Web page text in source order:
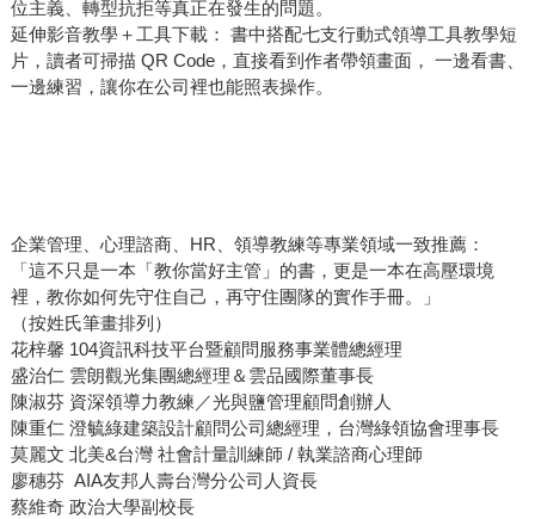
位主義、轉型抗拒等真正在發生的問題。
延伸影音教學＋工具下載： 書中搭配七支行動式領導工具教學短
片，讀者可掃描 QR Code，直接看到作者帶領畫面， 一邊看書、
一邊練習，讓你在公司裡也能照表操作。
企業管理、心理諮商、HR、領導教練等專業領域一致推薦：
「這不只是一本「教你當好主管」的書，更是一本在高壓環境
裡，教你如何先守住自己，再守住團隊的實作手冊。」
（按姓氏筆畫排列）
花梓馨 104資訊科技平台暨顧問服務事業體總經理
盛治仁 雲朗觀光集團總經理＆雲品國際董事長
陳淑芬 資深領導力教練／光與鹽管理顧問創辦人
陳重仁 澄毓綠建築設計顧問公司總經理，台灣綠領協會理事長
莫麗文 北美&台灣 社會計量訓練師 / 執業諮商心理師
廖穗芬 AIA友邦人壽台灣分公司人資長
蔡維奇 政治大學副校長